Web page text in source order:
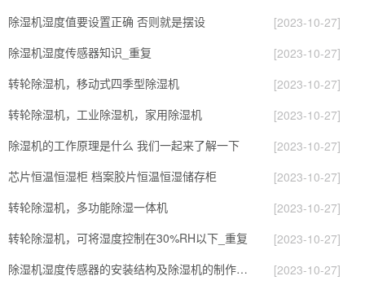
除湿机湿度值要设置正确 否则就是摆设
[2023-10-27]
除湿机湿度传感器知识_重复
[2023-10-27]
转轮除湿机，移动式四季型除湿机
[2023-10-27]
转轮除湿机，工业除湿机，家用除湿机
[2023-10-27]
除湿机的工作原理是什么 我们一起来了解一下
[2023-10-27]
芯片恒温恒湿柜 档案胶片恒温恒湿储存柜
[2023-10-27]
转轮除湿机，多功能除湿一体机
[2023-10-27]
转轮除湿机，可将湿度控制在30%RH以下_重复
[2023-10-27]
除湿机湿度传感器的安装结构及除湿机的制作方法
[2023-10-27]